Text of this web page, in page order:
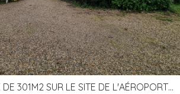
A LOUER BUREAUX DE 301M2 SUR LE SITE DE L'AÉROPORT AGEN LA GARENNE